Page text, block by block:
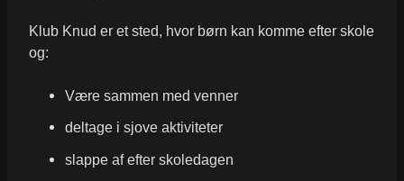
Klub Knud er et sted, hvor børn kan komme efter skole
og:
Være sammen med venner
deltage i sjove aktiviteter
slappe af efter skoledagen